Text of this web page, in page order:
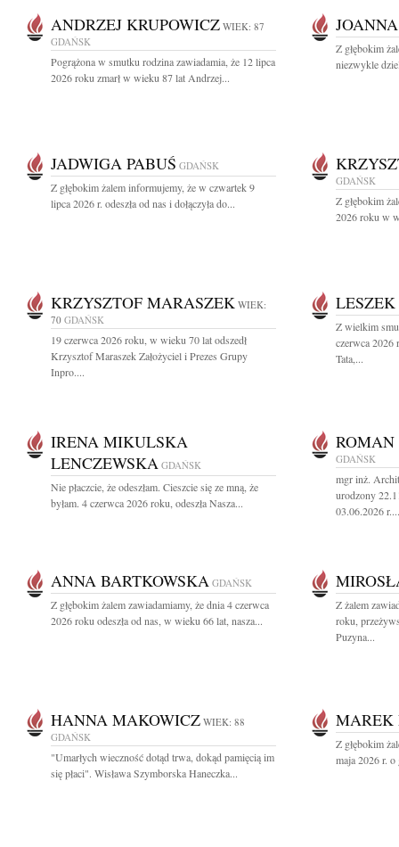
ANDRZEJ KRUPOWICZ WIEK: 87
GDAŃSK
Pogrążona w smutku rodzina zawiadamia, że 12 lipca
2026 roku zmarł w wieku 87 lat Andrzej...
Z głębokim
niezwykle
JADWIGA PABUŚ GDAŃSK
Z głębokim żalem informujemy, że w czwartek 9
lipca 2026 r. odeszła od nas i dołączyła do...
GDAŃSK
Z głębokim
2026 roku w
KRZYSZTOF MARASZEK WIEK:
70 GDAŃSK
19 czerwca 2026 roku, w wieku 70 lat odszedł
Krzysztof Maraszek Założyciel i Prezes Grupy
Inpro....
Z wielkim
czerwca 2026
Tata,...
IRENA MIKULSKA
LENCZEWSKA GDAŃSK
Nie płaczcie, że odeszłam. Cieszcie się ze mną, że
byłam. 4 czerwca 2026 roku, odeszła Nasza...
GDAŃSK
mgr inż.
urodzony
03.06.2026 r....
ANNA BARTKOWSKA GDAŃSK
Z głębokim żalem zawiadamiamy, że dnia 4 czerwca
2026 roku odeszła od nas, w wieku 66 lat, nasza...
Z żalem
roku,
Puzyna...
HANNA MAKOWICZ WIEK: 88
GDAŃSK
"Umarłych wieczność dotąd trwa, dokąd pamięcią im
się płaci". Wisława Szymborska Haneczka...
MAREK
Z głębokim
maja 2026 r. o